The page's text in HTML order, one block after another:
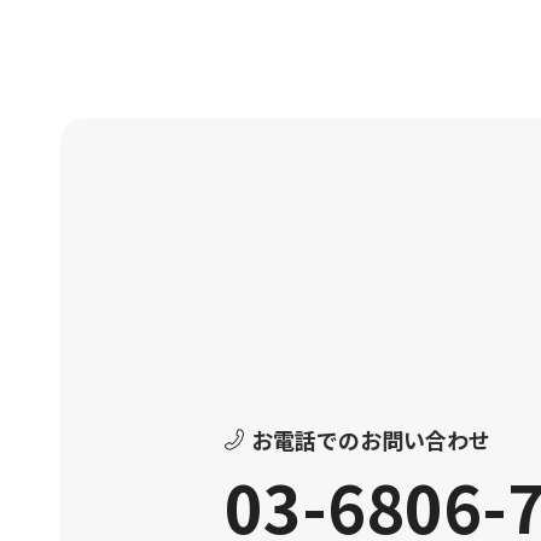
お電話でのお問い合わせ
03-6806-